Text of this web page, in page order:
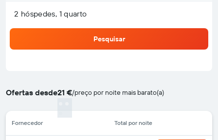
2 hóspedes, 1 quarto
Pesquisar
Ofertas desde21 €/preço por noite mais barato(a)
Fornecedor Total por noite